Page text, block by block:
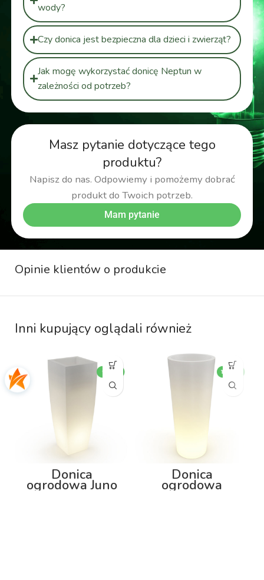
Masz pytanie dotyczące tego
produktu?
Napisz do nas. Odpowiemy i pomożemy dobrać
produkt do Twoich potrzeb.
Mam pytanie
wody?
Czy donica jest bezpieczna dla dzieci i zwierząt?
Jak mogę wykorzystać donicę Neptun w
zależności od potrzeb?
Opinie klientów o produkcie
Inni kupujący oglądali również
Donica
ogrodowa Juno
Donica
ogrodowa
Neptun 150cm z